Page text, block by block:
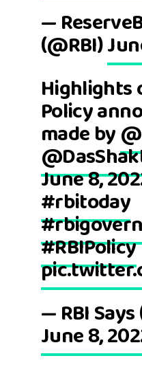
—
(@RBI)
Highlights
Policy
made by
June 8,
#rbitoday
#RBIPolicy
— RBI
June 8,